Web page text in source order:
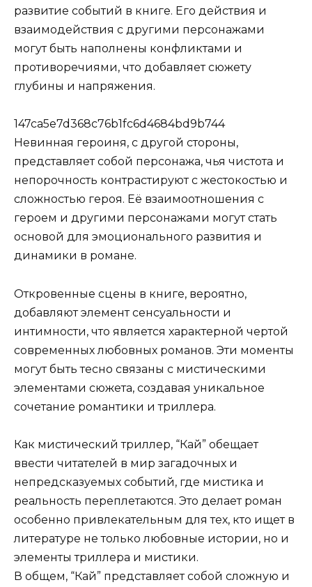
развитие событий в книге. Его действия и
взаимодействия с другими персонажами
могут быть наполнены конфликтами и
противоречиями, что добавляет сюжету
глубины и напряжения.
147ca5e7d368c76b1fc6d4684bd9b744
Невинная героиня, с другой стороны,
представляет собой персонажа, чья чистота и
непорочность контрастируют с жестокостью и
сложностью героя. Её взаимоотношения с
героем и другими персонажами могут стать
основой для эмоционального развития и
динамики в романе.
Откровенные сцены в книге, вероятно,
добавляют элемент сенсуальности и
интимности, что является характерной чертой
современных любовных романов. Эти моменты
могут быть тесно связаны с мистическими
элементами сюжета, создавая уникальное
сочетание романтики и триллера.
Как мистический триллер, “Кай” обещает
ввести читателей в мир загадочных и
непредсказуемых событий, где мистика и
реальность переплетаются. Это делает роман
особенно привлекательным для тех, кто ищет в
литературе не только любовные истории, но и
элементы триллера и мистики.
В общем, “Кай” представляет собой сложную и